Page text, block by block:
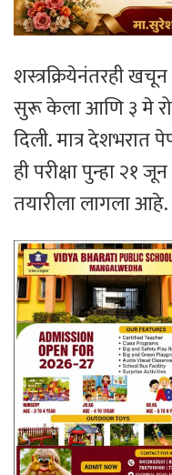
शस्त्रक्रियेनंतरही
सुरू केला आणि ३ मे
दिली. मात्र देशभरात
ही परीक्षा पुन्हा २१
तयारीला लागला आहे.